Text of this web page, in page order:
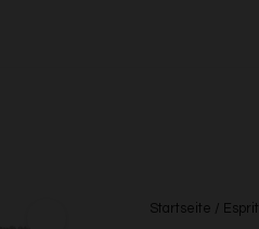
Startseite /